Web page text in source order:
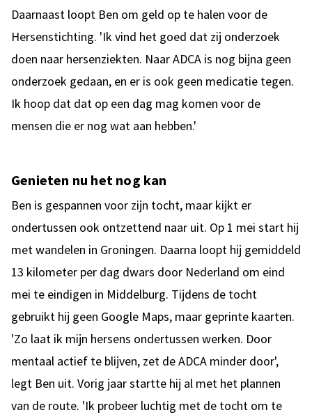
Daarnaast loopt Ben om geld op te halen voor de
Hersenstichting. 'Ik vind het goed dat zij onderzoek
doen naar hersenziekten. Naar ADCA is nog bijna geen
onderzoek gedaan, en er is ook geen medicatie tegen.
Ik hoop dat dat op een dag mag komen voor de
mensen die er nog wat aan hebben.'
Genieten nu het nog kan
Ben is gespannen voor zijn tocht, maar kijkt er
ondertussen ook ontzettend naar uit. Op 1 mei start hij
met wandelen in Groningen. Daarna loopt hij gemiddeld
13 kilometer per dag dwars door Nederland om eind
mei te eindigen in Middelburg. Tijdens de tocht
gebruikt hij geen Google Maps, maar geprinte kaarten.
'Zo laat ik mijn hersens ondertussen werken. Door
mentaal actief te blijven, zet de ADCA minder door',
legt Ben uit. Vorig jaar startte hij al met het plannen
van de route. 'Ik probeer luchtig met de tocht om te